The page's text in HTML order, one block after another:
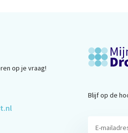
op je vraag!
Blijf op de